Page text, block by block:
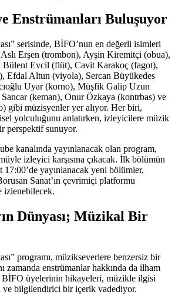
Enstrümanları Buluşuyor
serisinde, BİFO’nun en değerli isimleri
Erşen (trombon), Ayşin Kiremitçi (obua),
Bülent Evcil (flüt), Cavit Karakoç (fagot),
Efdal Altun (viyola), Sercan Büyükedes
Uyar (korno), Müşfik Galip Uzun
(keman), Onur Özkaya (kontrbas) ve
gibi müzisyenler yer alıyor. Her biri,
yolculuğunu anlatırken, izleyicilere müzik
perspektif sunuyor.
kanalında yayınlanacak olan program,
izleyici karşısına çıkacak. İlk bölümün
17:00’de yayınlanacak yeni bölümler,
Sanat’ın çevrimiçi platformu
izlenebilecek.
Dünyası; Müzikal Bir
programı, müzikseverlere benzersiz bir
zamanda enstrümanlar hakkında da ilham
üyelerinin hikayeleri, müzikle ilgisi
bilgilendirici bir içerik vadediyor.